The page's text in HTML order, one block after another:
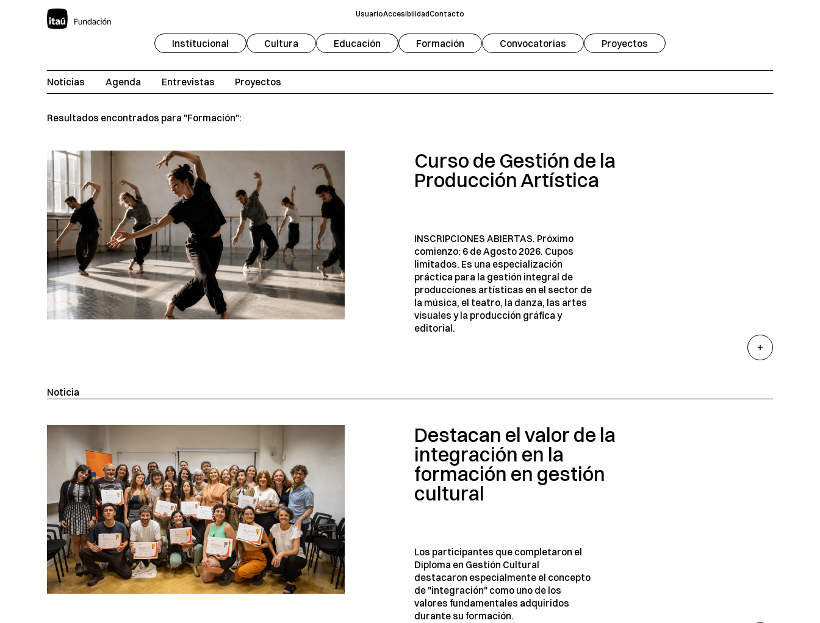
UsuarioAccesibilidad
Fuente
Modo oscuro
Contacto
Institucional Cultura Educación Formación Convocatorias Proyectos
Noticias Agenda Entrevistas Proyectos
Resultados encontrados para "Formación":
Curso de Gestión de la
Producción Artística
INSCRIPCIONES ABIERTAS. Próximo
comienzo: 6 de Agosto 2026. Cupos
limitados. Es una especialización
práctica para la gestión integral de
producciones artísticas en el sector de
la música, el teatro, la danza, las artes
visuales y la producción gráfica y
editorial.
Noticia
Destacan el valor de la
integración en la
formación en gestión
cultural
Los participantes que completaron el
Diploma en Gestión Cultural
destacaron especialmente el concepto
de "integración" como uno de los
valores fundamentales adquiridos
durante su formación.